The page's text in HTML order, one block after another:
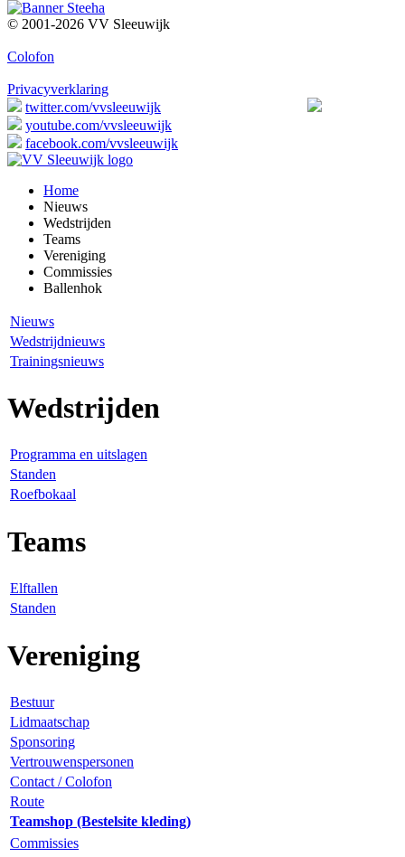
© 2001-2026 VV Sleeuwijk
Colofon
Privacyverklaring
twitter.com/vvsleeuwijk
youtube.com/vvsleeuwijk
facebook.com/vvsleeuwijk
Home
Nieuws
Wedstrijden
Teams
Vereniging
Commissies
Ballenhok
Nieuws
Wedstrijdnieuws
Trainingsnieuws
Wedstrijden
Programma en uitslagen
Standen
Roefbokaal
Teams
Elftallen
Standen
Vereniging
Bestuur
Lidmaatschap
Sponsoring
Vertrouwenspersonen
Contact / Colofon
Route
Teamshop (Bestelsite kleding)
Commissies